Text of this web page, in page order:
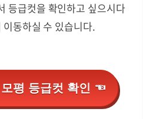
등급컷을 확인하고 싶으시다
동하실 수 있습니다.
평 등급컷 확인 ☜